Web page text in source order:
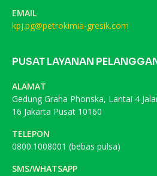
EMAIL
kpj.pg@petrokimia-gresik.com
PUSAT LAYANAN
ALAMAT
Gedung Graha Phonska, Lantai 4
16 Jakarta Pusat 10160
TELEPON
0800.1008001 (bebas pulsa)
SMS/WHATSAPP